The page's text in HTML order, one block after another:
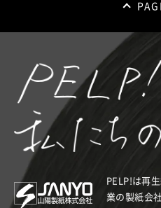
PELP!は再
業の製紙会